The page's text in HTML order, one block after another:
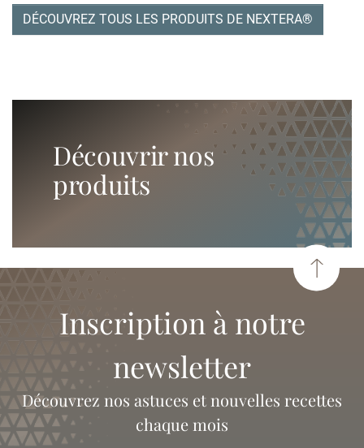
DÉCOUVREZ TOUS LES PRODUITS DE NEXTERA®
Découvrir nos
produits
Inscription à notre
newsletter
Découvrez nos astuces et nouvelles recettes
chaque mois